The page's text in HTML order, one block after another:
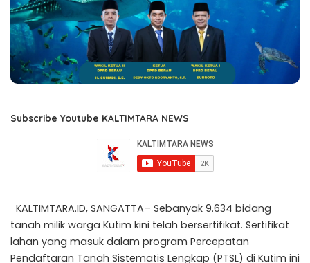
Subscribe Youtube KALTIMTARA NEWS
KALTIMTARA.ID, SANGATTA– Sebanyak 9.634 bidang
tanah milik warga Kutim kini telah bersertifikat. Sertifikat
lahan yang masuk dalam program Percepatan
Pendaftaran Tanah Sistematis Lengkap (PTSL) di Kutim ini